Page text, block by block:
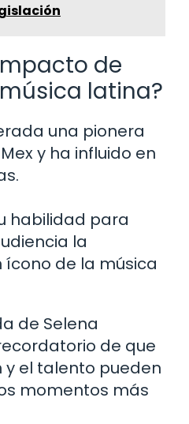
de
latina?
una pionera
y ha influido en
habilidad para
la
ícono de la música
de Selena
de que
y el talento pueden
momentos más